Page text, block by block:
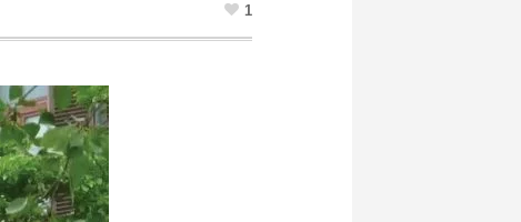
1